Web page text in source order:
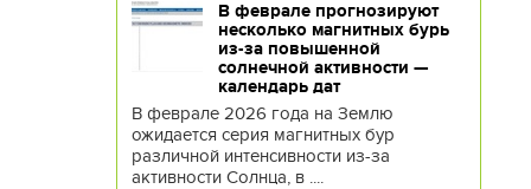
В феврале прогнозируют
несколько магнитных бурь
из-за повышенной
солнечной активности —
календарь дат
В феврале 2026 года на Землю
ожидается серия магнитных бур
различной интенсивности из-за
активности Солнца, в ....